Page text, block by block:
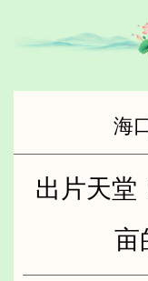
海
出片天堂
亩